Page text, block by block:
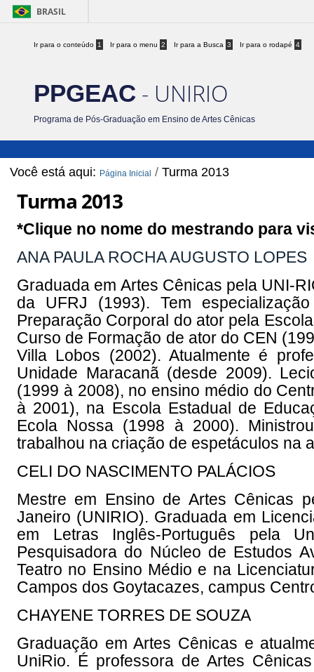
BRASIL
Ir para o conteúdo 1 Ir para o menu 2 Ir para a Busca 3 Ir para o rodapé 4
PPGEAC - UNIRIO
Programa de Pós-Graduação em Ensino de Artes Cênicas
Você está aqui: Página Inicial /Turma 2013
Turma 2013
*Clique no nome do mestrando para
ANA PAULA ROCHA AUGUSTO LOPES
Graduada em Artes Cênicas pela UNI-
da UFRJ (1993). Tem
Preparação Corporal do ator pela
Curso de Formação de ator do CEN
Villa Lobos (2002). Atualmente é
Unidade Maracanã (desde 2009).
(1999 à 2008), no ensino médio do
à 2001), na Escola Estadual de
Ecola Nossa (1998 à 2000).
trabalhou na criação de espetáculos na
CELI DO NASCIMENTO PALÁCIOS
Mestre em Ensino de Artes Cênicas
Janeiro (UNIRIO). Graduada em
em Letras Inglês-Português pela
Pesquisadora do Núcleo de Estudos
Teatro no Ensino Médio e na
Campos dos Goytacazes, campus
CHAYENE TORRES DE SOUZA
Graduação em Artes Cênicas e
UniRio. É professora de Artes